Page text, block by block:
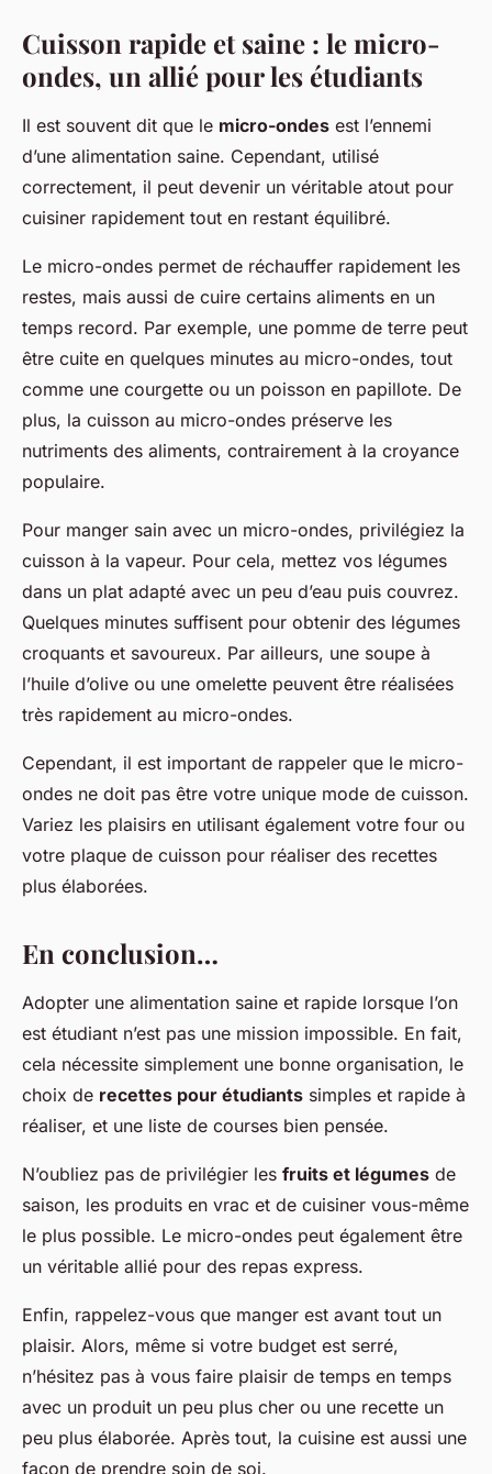
Cuisson rapide et saine : le micro-
ondes, un allié pour les étudiants
Il est souvent dit que le micro-ondes est l’ennemi
d’une alimentation saine. Cependant, utilisé
correctement, il peut devenir un véritable atout pour
cuisiner rapidement tout en restant équilibré.
Le micro-ondes permet de réchauffer rapidement les
restes, mais aussi de cuire certains aliments en un
temps record. Par exemple, une pomme de terre peut
être cuite en quelques minutes au micro-ondes, tout
comme une courgette ou un poisson en papillote. De
plus, la cuisson au micro-ondes préserve les
nutriments des aliments, contrairement à la croyance
populaire.
Pour manger sain avec un micro-ondes, privilégiez la
cuisson à la vapeur. Pour cela, mettez vos légumes
dans un plat adapté avec un peu d’eau puis couvrez.
Quelques minutes suffisent pour obtenir des légumes
croquants et savoureux. Par ailleurs, une soupe à
l’huile d’olive ou une omelette peuvent être réalisées
très rapidement au micro-ondes.
Cependant, il est important de rappeler que le micro-
ondes ne doit pas être votre unique mode de cuisson.
Variez les plaisirs en utilisant également votre four ou
votre plaque de cuisson pour réaliser des recettes
plus élaborées.
En conclusion…
Adopter une alimentation saine et rapide lorsque l’on
est étudiant n’est pas une mission impossible. En fait,
cela nécessite simplement une bonne organisation, le
choix de recettes pour étudiants simples et rapide à
réaliser, et une liste de courses bien pensée.
N’oubliez pas de privilégier les fruits et légumes de
saison, les produits en vrac et de cuisiner vous-même
le plus possible. Le micro-ondes peut également être
un véritable allié pour des repas express.
Enfin, rappelez-vous que manger est avant tout un
plaisir. Alors, même si votre budget est serré,
n’hésitez pas à vous faire plaisir de temps en temps
avec un produit un peu plus cher ou une recette un
peu plus élaborée. Après tout, la cuisine est aussi une
façon de prendre soin de soi.